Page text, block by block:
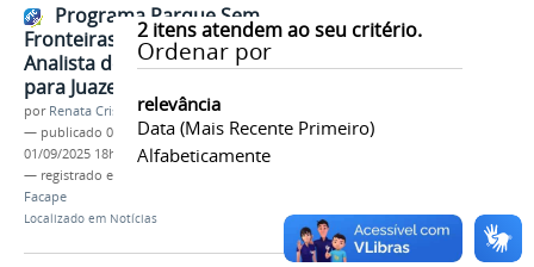
2itens atendem ao seu critério.
Ordenar por
relevância
Data (mais Recente Primeiro)
Alfabeticamente
Programa Parque Sem
Fronteiras realiza seleção para
Analista de Inovação com vaga
para Juazeiro
por Renata Cristina de Sá Barreto Freitas
— publicado 01/09/2025 —última modificação
01/09/2025 18h18
— registrado em:
Facape
Localizado em Notícias